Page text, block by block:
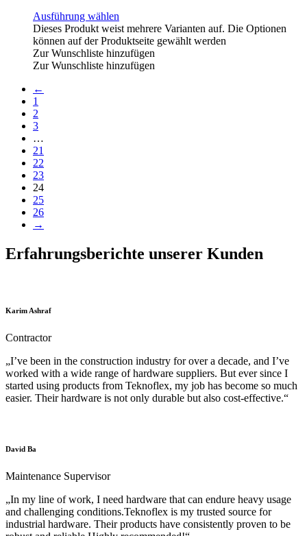
Ausführung wählen
Dieses Produkt weist mehrere Varianten auf. Die Optionen
können auf der Produktseite gewählt werden
Zur Wunschliste hinzufügen
Zur Wunschliste hinzufügen
←
1
2
3
…
21
22
23
24
25
26
→
Erfahrungsberichte unserer Kunden
Karim Ashraf
Contractor
„I’ve been in the construction industry for over a decade, and I’ve
worked with a wide range of hardware suppliers. But ever since I
started using products from Teknoflex, my job has become so much
easier. Their hardware is not only durable but also cost-effective.“
David Ba
Maintenance Supervisor
„In my line of work, I need hardware that can endure heavy usage
and challenging conditions.Teknoflex is my trusted source for
industrial hardware. Their products have consistently proven to be